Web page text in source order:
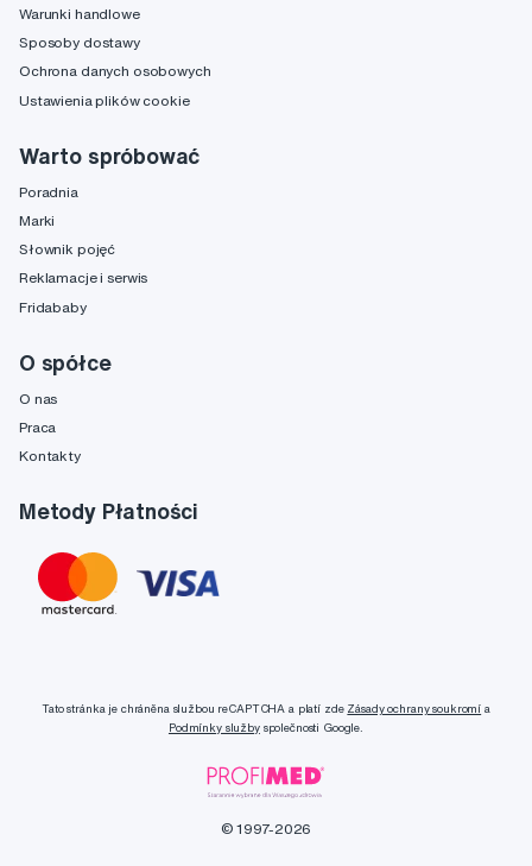
Warunki handlowe
Sposoby dostawy
Ochrona danych osobowych
Ustawienia plików cookie
Warto spróbować
Poradnia
Marki
Słownik pojęć
Reklamacje i serwis
Fridababy
O spółce
O nas
Praca
Kontakty
Metody Płatności
Tato stránka je chráněna službou reCAPTCHA a platí zde Zásady ochrany soukromí a
Podmínky službyspolečnosti Google.
© 1997-2026